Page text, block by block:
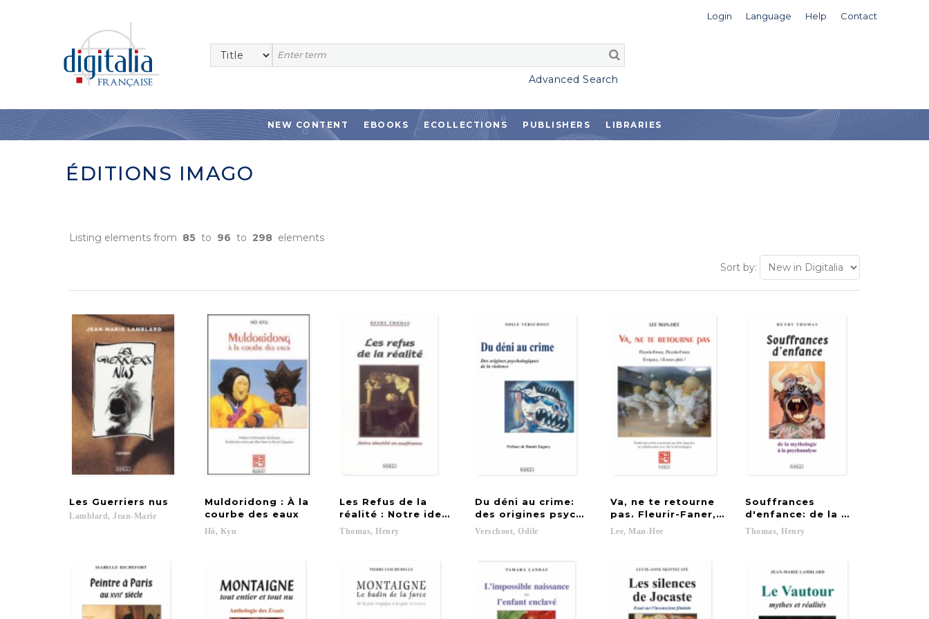
Login Language Help Contact
Advanced Search
NEW CONTENT EBOOKS ECOLLECTIONS PUBLISHERS LIBRARIES
ÉDITIONS IMAGO
Listing elements from 85 to 96 to 298 elements
Sort by:
Les Guerriers nus
Lamblard, Jean-Marie
Muldoridong : À la
courbe des eaux
Hò, Kyu
Les Refus de la
réalité : Notre identité en souffrance
Thomas, Henry
Du déni au crime:
des origines psychologiques de la violence
Verschoot, Odile
Va, ne te retourne
pas. Fleurir-Faner, Fleurir-Faner. Éteignez, s’il-vous
Lee, Man-Hee
Souffrances
d'enfance: de la mythologie à
Thomas, Henry